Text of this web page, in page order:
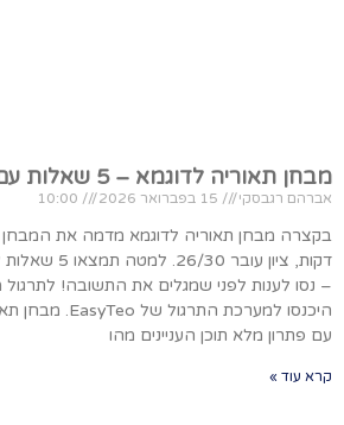
מבחן תאוריה לדוגמא – 5 שאלות עם פתרון מלא
אברהם רגבסקי
דקות, ציון
– נסו לענות לפני שמגלים את התשובה!
עם פתרון מלא תוכן העניינים מהו
קרא עוד »